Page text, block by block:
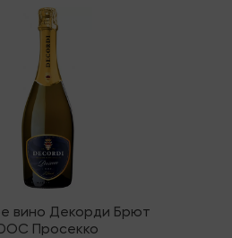
вино Декорди Брют
Просекко